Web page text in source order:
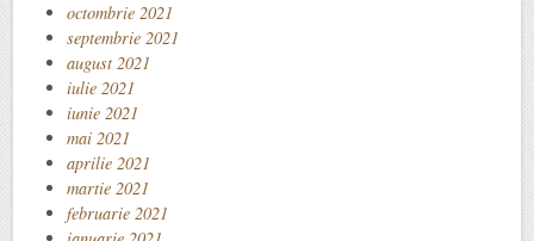
octombrie 2021
septembrie 2021
august 2021
iulie 2021
iunie 2021
mai 2021
aprilie 2021
martie 2021
februarie 2021